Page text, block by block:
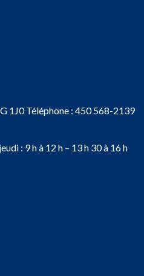
1J0Téléphone : 450 568-2139
: 9 h à 12 h – 13 h 30 à 16 h